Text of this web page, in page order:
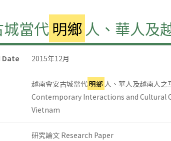
當代明鄉人、華人及
Date 2015年12月
越南會安古城當代明鄉 人、華人及越南人之
Contemporary Interactions and Cultural
Vietnam
研究論文 Research Paper